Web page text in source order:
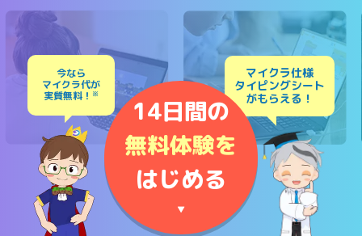
今なら
マイクラ代が
実質無料！ ※
マイクラ仕様
タイピングシート
がもらえる！
14日間の
無料体験を
はじめる
▼